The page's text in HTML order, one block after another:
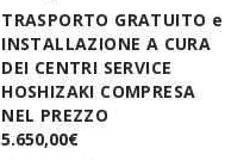
TRASPORTO GRATUITO e
INSTALLAZIONE A CURA
DEI CENTRI SERVICE
HOSHIZAKI COMPRESA
NEL PREZZO
5.650,00€